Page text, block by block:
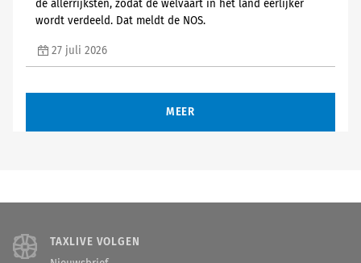
de allerrijksten, zodat de welvaart in het land eerlijker
wordt verdeeld. Dat meldt de NOS.
27 juli 2026
MEER
TAXLIVE VOLGEN